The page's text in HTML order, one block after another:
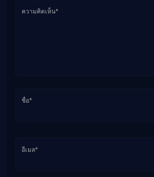
ความคิดเห็น*
ชื่อ*
อีเมล*